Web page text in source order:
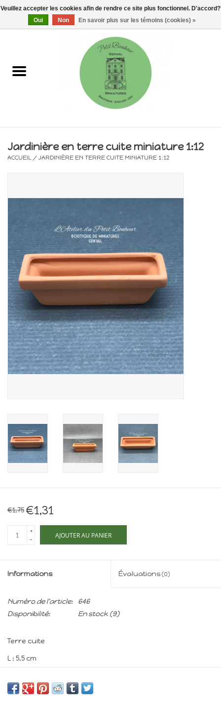
0 Articles - €0,00
Maisons, vitrines & kits
Electricité
collection
1/48ème
Fournitures bricolage
Bois
Noël
1/24ème
Maison de souris
miniature - The Mouse
Jardinière en terre cuite miniature 1:12
ACCUEIL / JARDINIÈRE EN TERRE CUITE MINIATURE 1:12
€1,75 €1,31
+
-
AJOUTER AU PANIER
Informations Évaluations (0)
Numéro de l'article:
646
Disponibilité:
En stock (9)
Terre cuite
L : 5,5 cm
P : 1,8 cm
Veuillez accepter les cookies afin de rendre ce site plus fonctionnel. D'accord?
Oui
Non En savoir plus sur les témoins (cookies) »